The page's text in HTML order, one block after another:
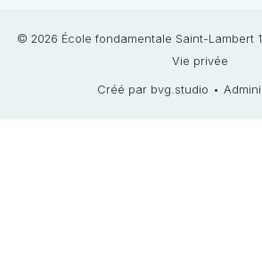
© 2026 École fondamentale Saint-Lambert
Vie privée
Créé par bvg.studio •